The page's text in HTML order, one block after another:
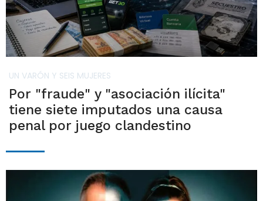
UN VARÓN Y SEIS MUJERES
Por "fraude" y "asociación ilícita"
tiene siete imputados una causa
penal por juego clandestino